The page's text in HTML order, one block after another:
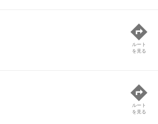
ルート
を見る
ルート
を見る